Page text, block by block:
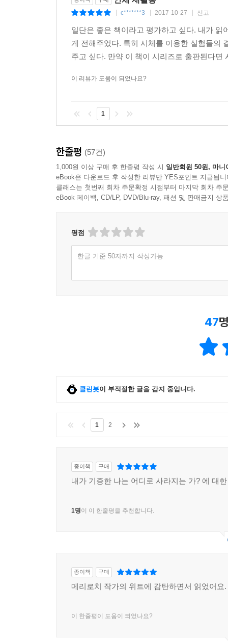
c*******3 2017-10-27 신고
일단은 좋은 책이라고 평가하고 싶다. 내가
게 전해주었다. 특히 시체를 이용한 실험들의
주고 싶다. 만약 이 책이 시리즈로 출판된다
이 리뷰가 도움이 되었나요?
1
한줄평 (57건)
1,000원 이상 구매 후 한줄평 작성 시 일반회원 50원, 마니
eBook은 다운로드 후 작성한 리뷰만 YES포인트 지급됩니
클래스는 첫번째 회차 주문확정 시점부터 마지막 회차 주
eBook 페이백, CD/LP, DVD/Blu-ray, 패션 및 판매금지 상
평점
한글 기준 50자까지 작성가능
47
클린봇이 부적절한 글을 감지 중입니다.
1 2
종이책 구매
내가 기증한 나는 어디로 사라지는 가? 에 대
1명이 이 한줄평을 추천합니다.
종이책 구매
메리로치 작가의 위트에 감탄하면서 읽었어요.
이 한줄평이 도움이 되었나요?